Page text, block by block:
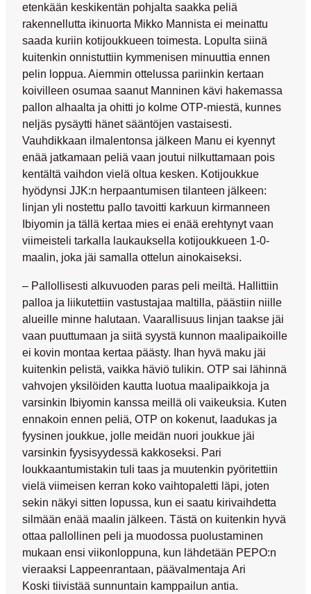
etenkään keskikentän pohjalta saakka peliä
rakennellutta ikinuorta Mikko Mannista ei meinattu
saada kuriin kotijoukkueen toimesta. Lopulta siinä
kuitenkin onnistuttiin kymmenisen minuuttia ennen
pelin loppua. Aiemmin ottelussa pariinkin kertaan
koivilleen osumaa saanut Manninen kävi hakemassa
pallon alhaalta ja ohitti jo kolme OTP-miestä, kunnes
neljäs pysäytti hänet sääntöjen vastaisesti.
Vauhdikkaan ilmalentonsa jälkeen Manu ei kyennyt
enää jatkamaan peliä vaan joutui nilkuttamaan pois
kentältä vaihdon vielä oltua kesken. Kotijoukkue
hyödynsi JJK:n herpaantumisen tilanteen jälkeen:
linjan yli nostettu pallo tavoitti karkuun kirmanneen
Ibiyomin ja tällä kertaa mies ei enää erehtynyt vaan
viimeisteli tarkalla laukauksella kotijoukkueen 1-0-
maalin, joka jäi samalla ottelun ainokaiseksi.
– Pallollisesti alkuvuoden paras peli meiltä. Hallittiin
palloa ja liikutettiin vastustajaa maltilla, päästiin niille
alueille minne halutaan. Vaarallisuus linjan taakse jäi
vaan puuttumaan ja siitä syystä kunnon maalipaikoille
ei kovin montaa kertaa päästy. Ihan hyvä maku jäi
kuitenkin pelistä, vaikka häviö tulikin. OTP sai lähinnä
vahvojen yksilöiden kautta luotua maalipaikkoja ja
varsinkin Ibiyomin kanssa meillä oli vaikeuksia. Kuten
ennakoin ennen peliä, OTP on kokenut, laadukas ja
fyysinen joukkue, jolle meidän nuori joukkue jäi
varsinkin fyysisyydessä kakkoseksi. Pari
loukkaantumistakin tuli taas ja muutenkin pyöritettiin
vielä viimeisen kerran koko vaihtopaletti läpi, joten
sekin näkyi sitten lopussa, kun ei saatu kirivaihdetta
silmään enää maalin jälkeen. Tästä on kuitenkin hyvä
ottaa pallollinen peli ja muodossa puolustaminen
mukaan ensi viikonloppuna, kun lähdetään PEPO:n
vieraaksi Lappeenrantaan, päävalmentaja Ari
Koski tiivistää sunnuntain kamppailun antia.